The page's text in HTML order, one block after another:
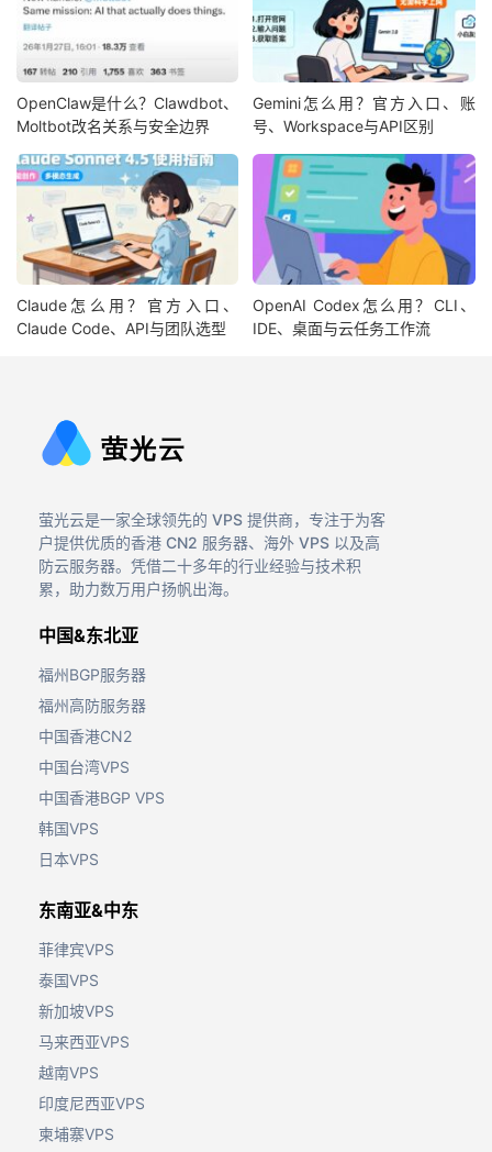
OpenClaw是什么？Clawdbot、
Moltbot改名关系与安全边界
Gemini怎么用？官方入口、账
号、Workspace与API区别
Claude怎么用？官方入口、
Claude Code、API与团队选型
OpenAI Codex怎么用？CLI、
IDE、桌面与云任务工作流
萤光云是一家全球领先的 VPS 提供商，专注于为客
户提供优质的香港 CN2 服务器、海外 VPS 以及高
防云服务器。凭借二十多年的行业经验与技术积
累，助力数万用户扬帆出海。
中国&东北亚
福州BGP服务器
福州高防服务器
中国香港CN2
中国台湾VPS
中国香港BGP VPS
韩国VPS
日本VPS
东南亚&中东
菲律宾VPS
泰国VPS
新加坡VPS
马来西亚VPS
越南VPS
印度尼西亚VPS
柬埔寨VPS